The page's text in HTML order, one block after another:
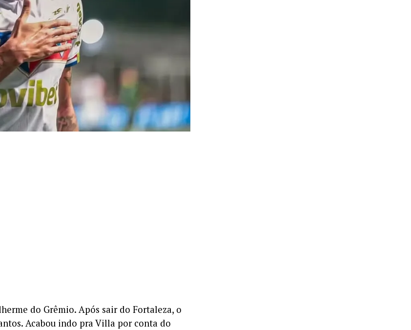
do Grêmio. Após sair do Fortaleza, o
Acabou indo pra Villa por conta do